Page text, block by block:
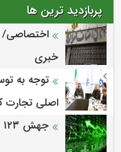
پربازدید ترین ها
اختصاصی/
خبری
توجه به
اصلی تجارت
جهش ۱۲۳ هزار واحدی شاخص بورس